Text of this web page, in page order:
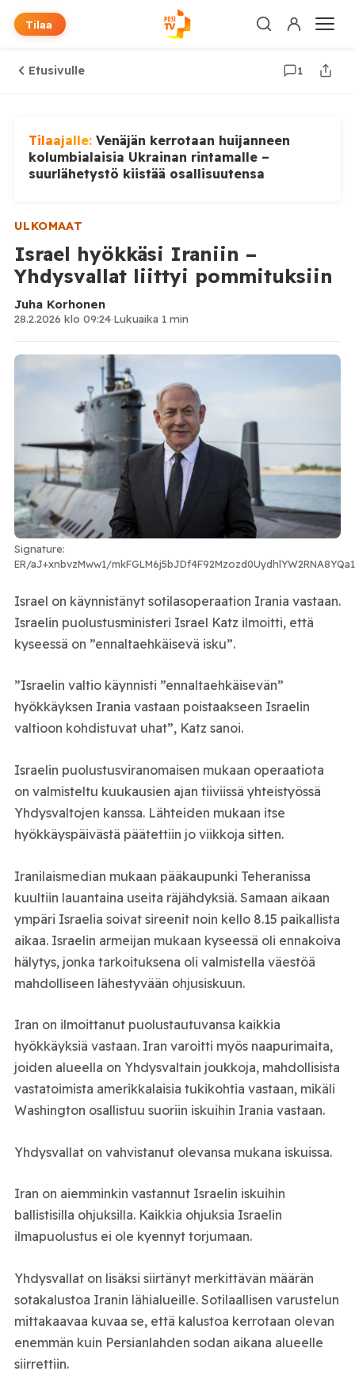
Tilaa
Etusivulle 1
Tilaajalle: Venäjän kerrotaan huijanneen
kolumbialaisia Ukrainan rintamalle –
suurlähetystö kiistää osallisuutensa
ULKOMAAT
Israel hyökkäsi Iraniin –
Yhdysvallat liittyi pommituksiin
Juha Korhonen
28.2.2026 klo 09:24·Lukuaika 1 min
Signature:
ER/aJ+xnbvzMww1/
Israel on käynnistänyt sotilasoperaation Irania vastaan.
Israelin puolustusministeri Israel Katz ilmoitti, että
kyseessä on ”ennaltaehkäisevä isku”.
”Israelin valtio käynnisti ”ennaltaehkäisevän”
hyökkäyksen Irania vastaan poistaakseen Israelin
valtioon kohdistuvat uhat”, Katz sanoi.
Israelin puolustusviranomaisen mukaan operaatiota
on valmisteltu kuukausien ajan tiiviissä yhteistyössä
Yhdysvaltojen kanssa. Lähteiden mukaan itse
hyökkäyspäivästä päätettiin jo viikkoja sitten.
Iranilaismedian mukaan pääkaupunki Teheranissa
kuultiin lauantaina useita räjähdyksiä. Samaan aikaan
ympäri Israelia soivat sireenit noin kello 8.15 paikallista
aikaa. Israelin armeijan mukaan kyseessä oli ennakoiva
hälytys, jonka tarkoituksena oli valmistella väestöä
mahdolliseen lähestyvään ohjusiskuun.
Iran on ilmoittanut puolustautuvansa kaikkia
hyökkäyksiä vastaan. Iran varoitti myös naapurimaita,
joiden alueella on Yhdysvaltain joukkoja, mahdollisista
vastatoimista amerikkalaisia tukikohtia vastaan, mikäli
Washington osallistuu suoriin iskuihin Irania vastaan.
Yhdysvallat on vahvistanut olevansa mukana iskuissa.
Iran on aiemminkin vastannut Israelin iskuihin
ballistisilla ohjuksilla. Kaikkia ohjuksia Israelin
ilmapuolustus ei ole kyennyt torjumaan.
Yhdysvallat on lisäksi siirtänyt merkittävän määrän
sotakalustoa Iranin lähialueille. Sotilaallisen varustelun
mittakaavaa kuvaa se, että kalustoa kerrotaan olevan
enemmän kuin Persianlahden sodan aikana alueelle
siirrettiin.